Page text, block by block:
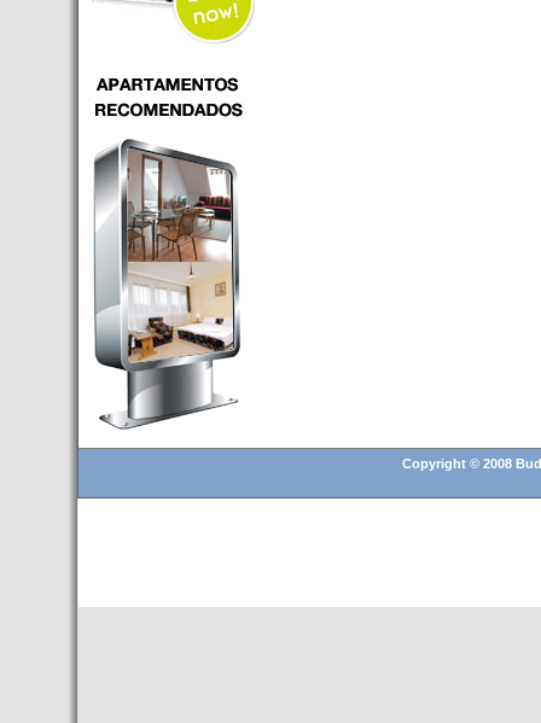
ciudades de moda en 2018
- Inaugurado en BUDAPEST el
puede ser controlado por
Smarthfones de sus clientes
- HOTEL Moments Budapest,
éste sí es un ‘gran hotel
Budapest’.
- Hoteles en BUDAPEST:
Resultados octubre de 2016,
subida del 15% ocupación y
del 25,6% en el RevPar
- Nuevo Hotel en Budapest
bajo la marca Exe Hotusa
- Transfer Aeropuerto de
BUDAPEST
Copyright © 2008